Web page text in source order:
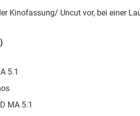
Kinofassung/ Uncut vor, bei einer
5.1
MA 5.1